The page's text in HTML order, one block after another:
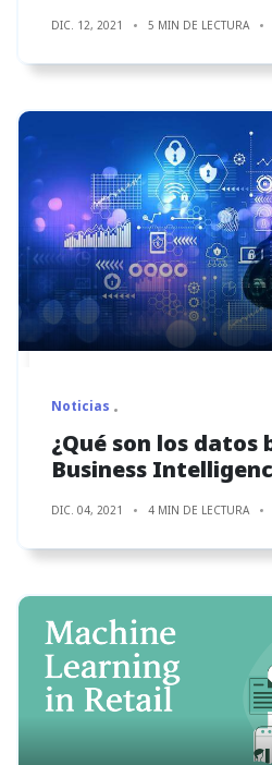
DIC. 12, 2021 5 MIN DE LECTURA
Noticias
¿Qué son los datos
Business
DIC. 04, 2021 4 MIN DE LECTURA